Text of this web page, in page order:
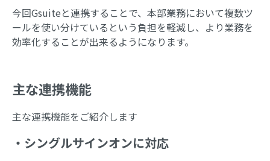
今回Gsuiteと連携することで、本部業務において複数ツ
ールを使い分けているという負担を軽減し、より業務を
効率化することが出来るようになります。
主な連携機能
主な連携機能をご紹介します
・シングルサインオンに対応